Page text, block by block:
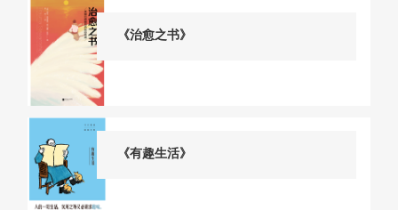
《治愈之书》
《有趣生活》